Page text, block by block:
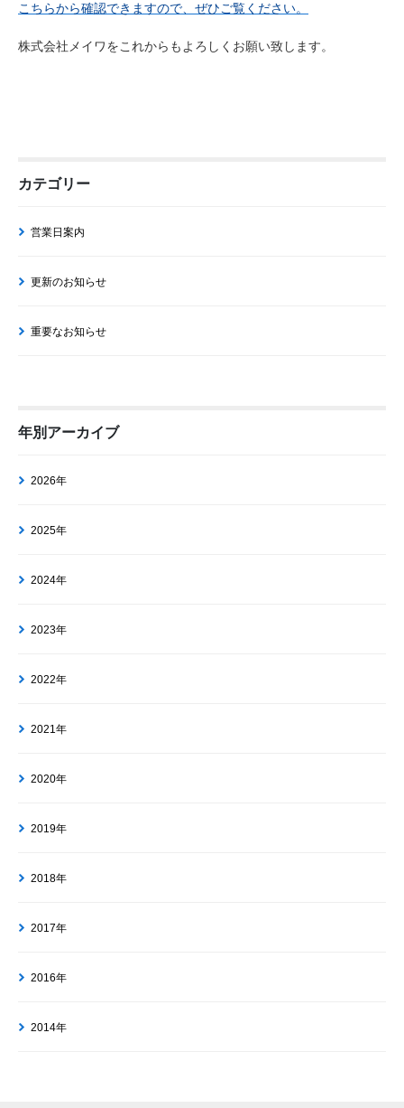
こちらから確認できますので、ぜひご覧ください。
株式会社メイワをこれからもよろしくお願い致します。
カテゴリー
営業日案内
更新のお知らせ
重要なお知らせ
年別アーカイブ
2026年
2025年
2024年
2023年
2022年
2021年
2020年
2019年
2018年
2017年
2016年
2014年